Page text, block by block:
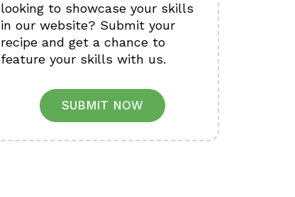
looking to showcase your skills
in our website? Submit your
recipe and get a chance to
feature your skills with us.
SUBMIT NOW